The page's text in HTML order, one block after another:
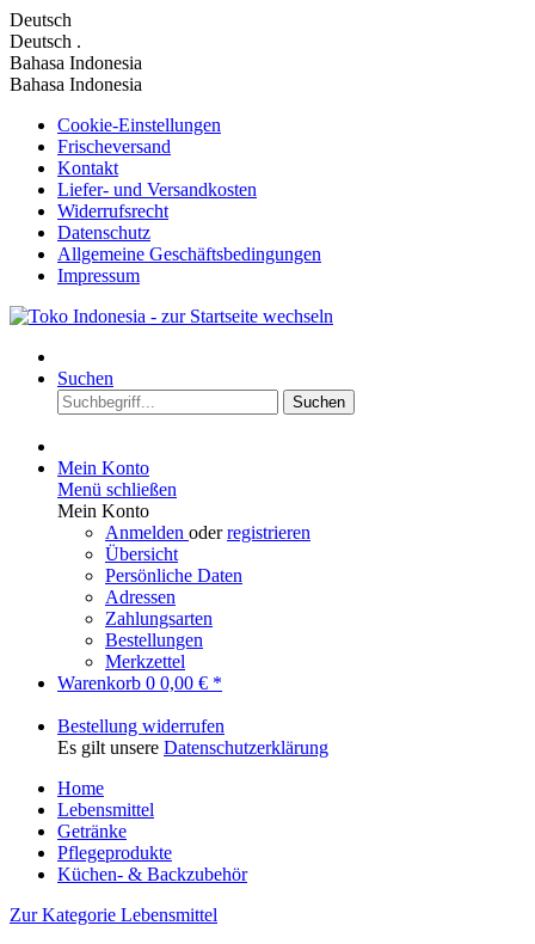
Deutsch
Deutsch .
Bahasa Indonesia
Bahasa Indonesia
Cookie-Einstellungen
Frischeversand
Kontakt
Liefer- und Versandkosten
Widerrufsrecht
Datenschutz
Allgemeine Geschäftsbedingungen
Impressum
Suchen
Suchen
Mein Konto
Menü schließen
Mein Konto
Anmelden oderregistrieren
Übersicht
Persönliche Daten
Adressen
Zahlungsarten
Bestellungen
Merkzettel
Warenkorb 0 0,00 € *
Bestellung widerrufen
Es gilt unsere Datenschutzerklärung
Home
Lebensmittel
Getränke
Pflegeprodukte
Küchen- & Backzubehör
Zur Kategorie Lebensmittel